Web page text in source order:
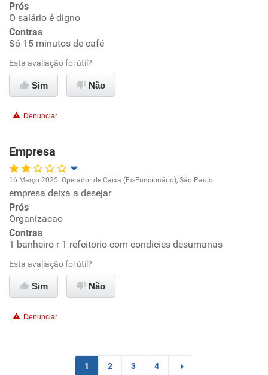
Ambiente de trabalho
Benefícios
Recomenda esta empresa
Recomenda a diretoria
Prós
O salário é digno
Contras
Só 15 minutos de café
Esta avaliação foi útil?
Sim Não
Denunciar
Empresa
Oportunidade de promoção
Ambiente de trabalho
Benefícios
Não recomenda esta empresa
Não recomenda a diretoria
16 Março 2025. Operador de Caixa (Ex-Funcionário), São Paulo
empresa deixa a desejar
Prós
Organizacao
Contras
1 banheiro r 1 refeitorio com condicies desumanas
Esta avaliação foi útil?
Sim Não
Denunciar
1 2 3 4